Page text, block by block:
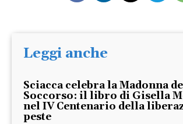
Leggi anche
Sciacca celebra la Madonna
Soccorso: il libro di Gisella
nel IV Centenario della
peste